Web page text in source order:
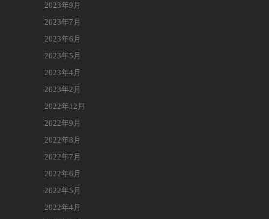
2023年9月
2023年7月
2023年6月
2023年5月
2023年4月
2023年2月
2022年12月
2022年9月
2022年8月
2022年7月
2022年6月
2022年5月
2022年4月